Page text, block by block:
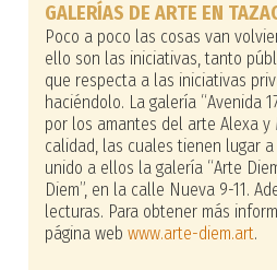
GALERÍAS DE ARTE EN
Poco a poco las cosas van
ello son las iniciativas, tanto
que respecta a las iniciativas
haciéndolo. La galería “Avenida
por los amantes del arte Alexa y
calidad, las cuales tienen lugar
unido a ellos la galería “Arte
Diem”, en la calle Nueva 9-11.
lecturas. Para obtener más
página web www.arte-diem.art.